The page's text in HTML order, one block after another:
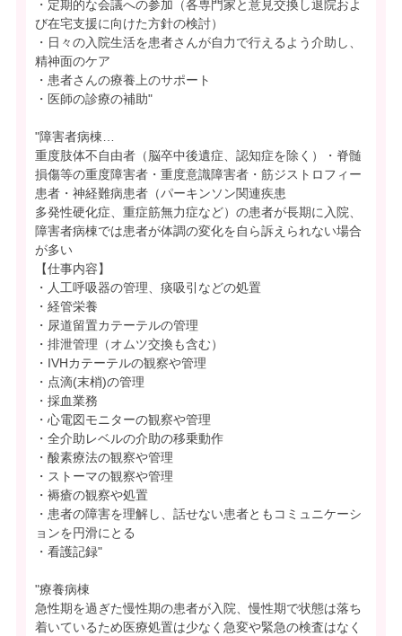
・定期的な会議への参加（各専門家と意見交換し退院およ
び在宅支援に向けた方針の検討）
・日々の入院生活を患者さんが自力で行えるよう介助し、
精神面のケア
・患者さんの療養上のサポート
・医師の診療の補助"
"障害者病棟…
重度肢体不自由者（脳卒中後遺症、認知症を除く）・脊髄
損傷等の重度障害者・重度意識障害者・筋ジストロフィー
患者・神経難病患者（パーキンソン関連疾患
多発性硬化症、重症筋無力症など）の患者が長期に入院、
障害者病棟では患者が体調の変化を自ら訴えられない場合
が多い
【仕事内容】
・人工呼吸器の管理、痰吸引などの処置
・経管栄養
・尿道留置カテーテルの管理
・排泄管理（オムツ交換も含む）
・IVHカテーテルの観察や管理
・点滴(末梢)の管理
・採血業務
・心電図モニターの観察や管理
・全介助レベルの介助の移乗動作
・酸素療法の観察や管理
・ストーマの観察や管理
・褥瘡の観察や処置
・患者の障害を理解し、話せない患者ともコミュニケーシ
ョンを円滑にとる
・看護記録"
"療養病棟
急性期を過ぎた慢性期の患者が入院、慢性期で状態は落ち
着いているため医療処置は少なく急変や緊急の検査はなく